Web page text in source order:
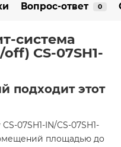
Вопрос-ответ 0
система
CS-07SH1-
подходит этот
07SH1-IN/CS-07SH1-
площадью до